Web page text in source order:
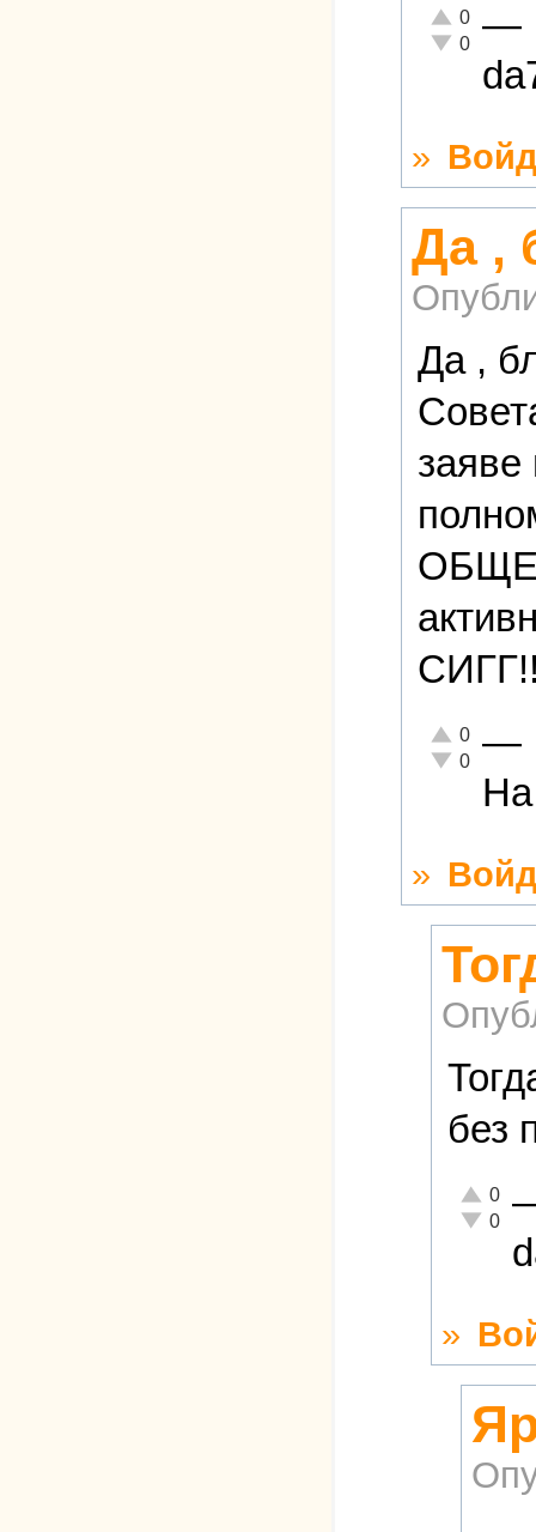
Отлично!
0
Неадекватно!
0 —
»
Да ,
Да ,
заяве
Отлично!
0
Неадекватно!
0 —
На
»
без
Отлично!
0
0
»